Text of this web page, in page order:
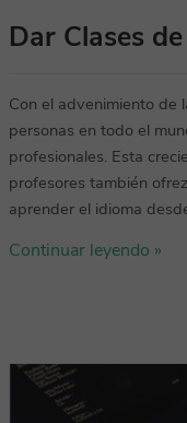
Dar Clases
Con el advenimiento de
personas en todo el
profesionales. Esta
profesores también
aprender el idioma
Continuar leyendo »